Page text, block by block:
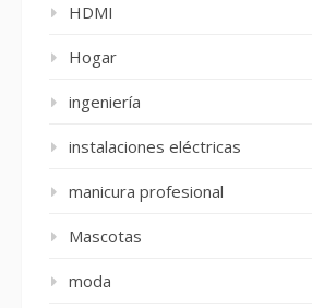
HDMI
Hogar
ingeniería
instalaciones eléctricas
manicura profesional
Mascotas
moda